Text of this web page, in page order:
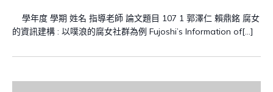
學年度 學期 姓名 指導老師 論文題目 107 1 郭澤仁 賴鼎銘 腐女
的資訊建構 : 以噗浪的腐女社群為例 Fujoshi’s Information of[…]